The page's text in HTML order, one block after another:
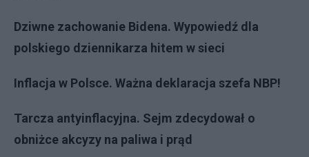
Dziwne zachowanie Bidena. Wypowiedź dla
polskiego dziennikarza hitem w sieci
Inflacja w Polsce. Ważna deklaracja szefa NBP!
Tarcza antyinflacyjna. Sejm zdecydował o
obniżce akcyzy na paliwa i prąd